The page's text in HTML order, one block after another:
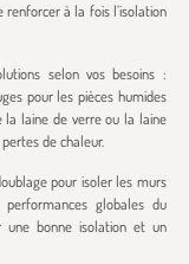
à la fois l’isolation
selon vos besoins :
pour les pièces humides
la laine de verre ou la laine
de chaleur.
pour isoler les murs
globales du
une bonne isolation et un